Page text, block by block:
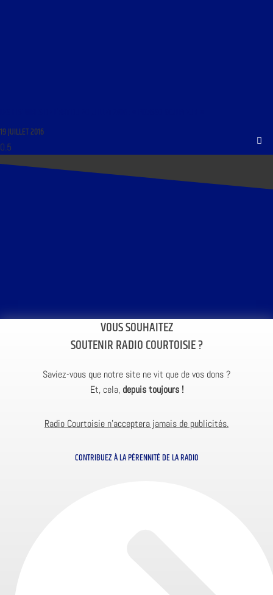
19 JUILLET 2016
VOUS SOUHAITEZ
SOUTENIR RADIO COURTOISIE ?
Saviez-vous que notre site ne vit que de vos dons ?
Et, cela, depuis toujours !
Radio Courtoisie n’acceptera jamais de publicités.
CONTRIBUEZ À LA PÉRENNITÉ DE LA RADIO